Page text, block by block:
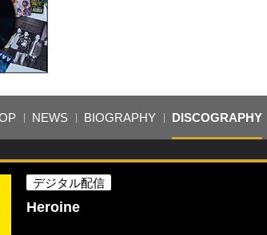
NEWS BIOGRAPHY DISCOGRAPHY
デジタル配信
Heroine